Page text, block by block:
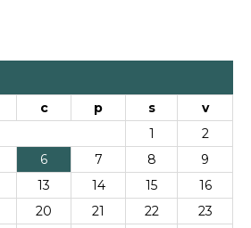
c p s
v
1
2
6 7 8
9
13 14 15
16
20 21 22
23